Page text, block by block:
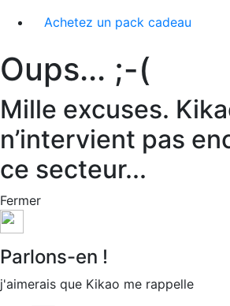
Achetez un pack cadeau
Oups... ;-(
Mille excuses.
n’intervient pas
ce secteur...
Fermer
Parlons-en !
j'aimerais que Kikao me rappelle